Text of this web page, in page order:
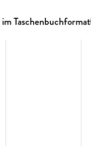
Taschenbuchformat